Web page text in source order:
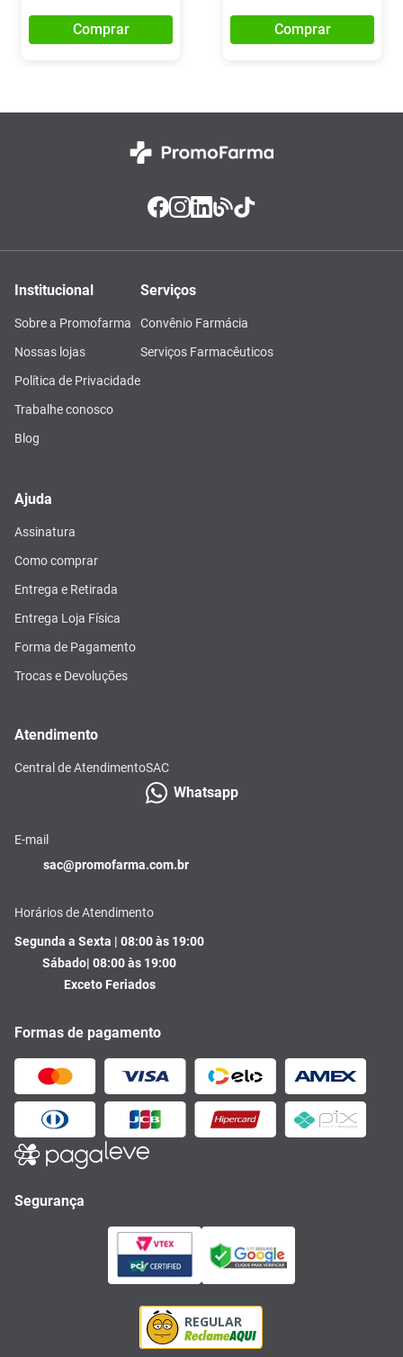
Comprar Comprar
Institucional
Sobre a Promofarma
Nossas lojas
Política de Privacidade
Trabalhe conosco
Blog
Serviços
Convênio Farmácia
Serviços Farmacêuticos
Ajuda
Assinatura
Como comprar
Entrega e Retirada
Entrega Loja Física
Forma de Pagamento
Trocas e Devoluções
Atendimento
Central de AtendimentoSAC
Whatsapp
E-mail
sac@promofarma.com.br
Horários de Atendimento
Segunda a Sexta | 08:00 às 19:00
Sábado| 08:00 às 19:00
Exceto Feriados
Formas de pagamento
Segurança